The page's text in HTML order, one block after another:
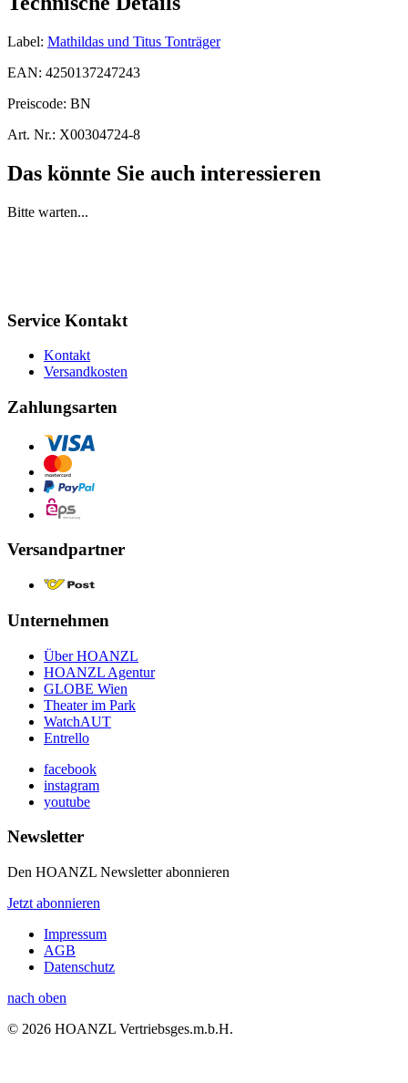
Label: Mathildas und Titus Tonträger
EAN: 4250137247243
Preiscode: BN
Art. Nr.: X00304724-8
Das könnte Sie auch interessieren
Bitte warten...
Service Kontakt
Kontakt
Versandkosten
Zahlungsarten
Versandpartner
Unternehmen
Über HOANZL
HOANZL Agentur
GLOBE Wien
Theater im Park
WatchAUT
Entrello
facebook
instagram
youtube
Newsletter
Den HOANZL Newsletter abonnieren
Jetzt abonnieren
Impressum
AGB
Datenschutz
nach oben
© 2026 HOANZL Vertriebsges.m.b.H.